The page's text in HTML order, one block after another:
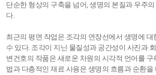
단순한 형상의 구축을 넘어, 생명의 본질과 우주
다.
최근의 평면 작업은 조각의 연장선에서 생명에
수 있다. 조각이 지닌 물질성과 공간성이 사진과
변건호의 작품은 새로운 차원의 시각적 언어를 구
법과 다층적인 재료 사용은 생명의 흐름과 순환